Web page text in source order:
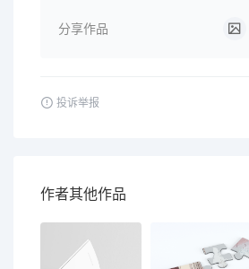
分享作品
投诉举报
作者其他作品